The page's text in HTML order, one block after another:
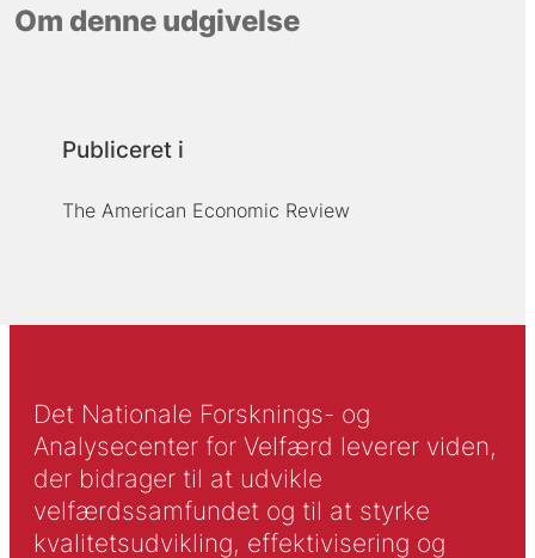
Om denne udgivelse
Publiceret i
The American Economic Review
Det Nationale Forsknings- og
Analysecenter for Velfærd leverer viden,
der bidrager til at udvikle
velfærdssamfundet og til at styrke
kvalitetsudvikling, effektivisering og